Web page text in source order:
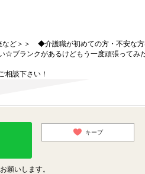
など＞＞ ◆介護職が初めての方・不安な
☆ブランクがあるけどもう一度頑張ってみ
相談下さい！
キープ
願いします。